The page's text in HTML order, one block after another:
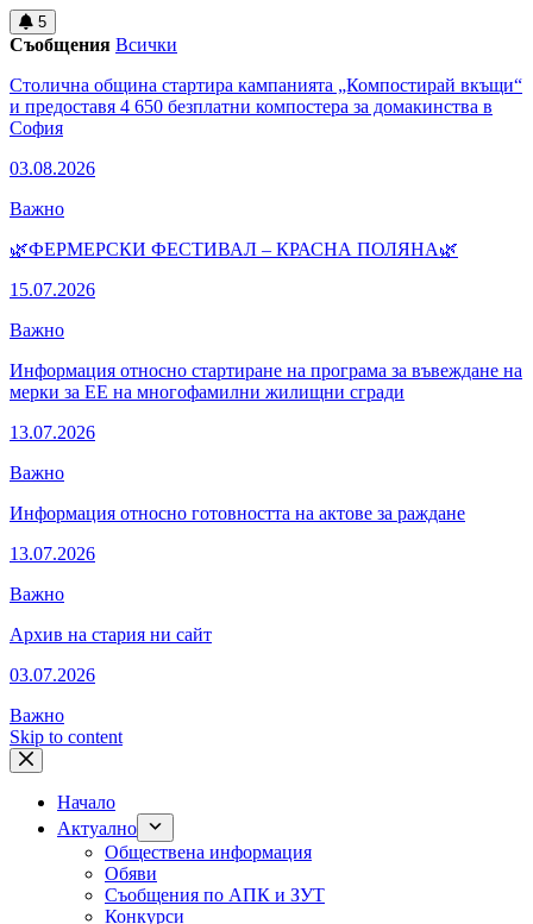
5
Съобщения Всички
Столична община стартира кампанията „Компостирай вкъщи“
и предоставя 4 650 безплатни компостера за домакинства в
София
03.08.2026
Важно
🌿ФЕРМЕРСКИ ФЕСТИВАЛ – КРАСНА ПОЛЯНА🌿
15.07.2026
Важно
Информация относно стартиране на програма за въвеждане на
мерки за ЕЕ на многофамилни жилищни сгради
13.07.2026
Важно
Информация относно готовността на актове за раждане
13.07.2026
Важно
Архив на стария ни сайт
03.07.2026
Важно
Skip to content
Начало
Актуално
Обществена информация
Обяви
Съобщения по АПК и ЗУТ
Конкурси